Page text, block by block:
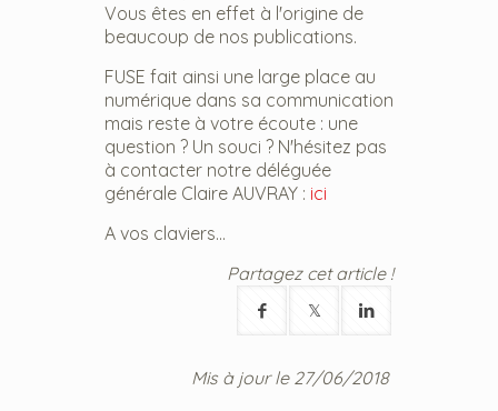
Vous êtes en effet à l'origine de
beaucoup de nos publications.
FUSE fait ainsi une large place au
numérique dans sa communication
mais reste à votre écoute : une
question ? Un souci ? N'hésitez pas
à contacter notre déléguée
générale Claire AUVRAY : ici
A vos claviers...
Partagez cet article !
Mis à jour le 27/06/2018